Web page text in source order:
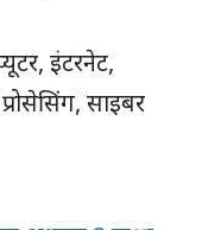
इंटरनेट,
साइबर